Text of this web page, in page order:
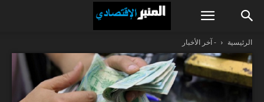
الرئيسية - آخر الأخبار